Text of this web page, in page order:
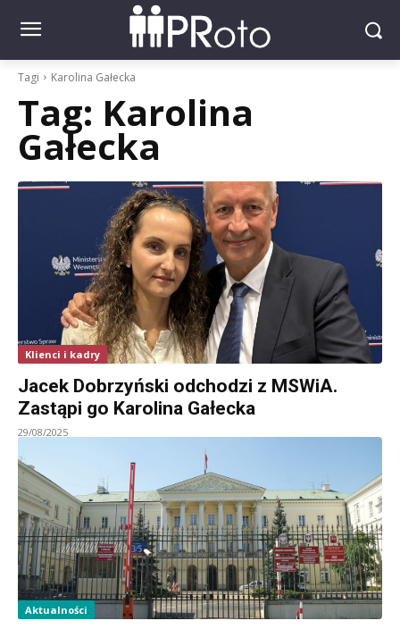
Tagi Karolina Gałecka
Tag: Karolina
Gałecka
Klienci i kadry
Jacek Dobrzyński odchodzi z MSWiA.
Zastąpi go Karolina Gałecka
29/08/2025
Aktualności